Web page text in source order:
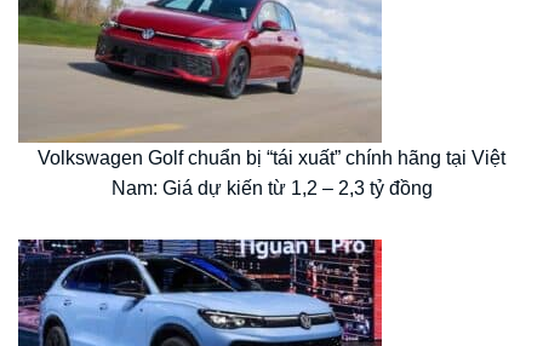
Volkswagen Golf chuẩn bị “tái xuất” chính hãng tại Việt
Nam: Giá dự kiến từ 1,2 – 2,3 tỷ đồng